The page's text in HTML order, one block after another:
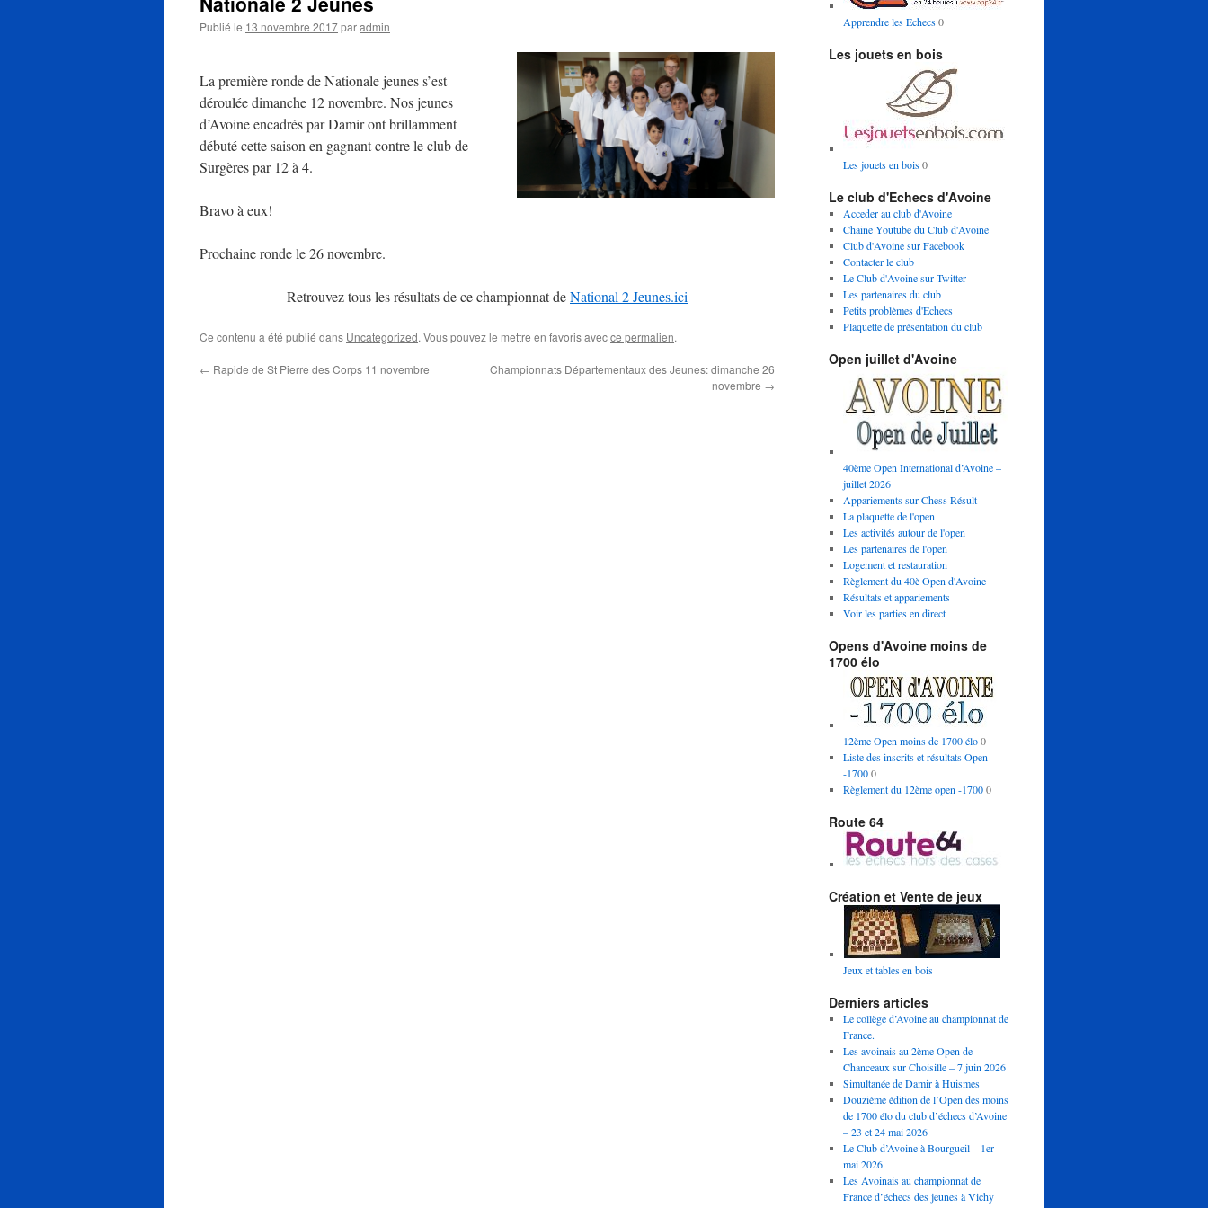
Publié le 13 novembre 2017paradmin
La première ronde de Nationale jeunes s’est
déroulée dimanche 12 novembre. Nos jeunes
d’Avoine encadrés par Damir ont brillamment
débuté cette saison en gagnant contre le club de
Surgères par 12 à 4.
Bravo à eux!
Prochaine ronde le 26 novembre.
Retrouvez tous les résultats de ce championnat deNational 2 Jeunes.ici
Ce contenu a été publié dans Uncategorized. Vous pouvez le mettre en favoris avecce permalien.
← Rapide de St Pierre des Corps 11 novembre
Championnats Départementaux des Jeunes: dimanche 26
novembre →
Apprendre les Echecs0
Les jouets en bois
Les jouets en bois0
Le club d'Echecs d'Avoine
Acceder au club d'Avoine
Chaine Youtube du Club d'Avoine
Club d'Avoine sur Facebook
Contacter le club
Le Club d'Avoine sur Twitter
Les partenaires du club
Petits problèmes d'Echecs
Plaquette de présentation du club
Open juillet d'Avoine
40ème Open International d’Avoine –
juillet 2026
Appariements sur Chess Résult
La plaquette de l'open
Les activités autour de l'open
Les partenaires de l'open
Logement et restauration
Règlement du 40è Open d'Avoine
Résultats et appariements
Voir les parties en direct
Opens d'Avoine moins de
1700 élo
12ème Open moins de 1700 élo0
Liste des inscrits et résultats Open
-17000
Règlement du 12ème open -17000
Route 64
Création et Vente de jeux
Jeux et tables en bois
Derniers articles
Le collège d’Avoine au championnat de
France.
Les avoinais au 2ème Open de
Chanceaux sur Choisille – 7 juin 2026
Simultanée de Damir à Huismes
Douzième édition de l’Open des moins
de 1700 élo du club d’échecs d’Avoine
– 23 et 24 mai 2026
Le Club d’Avoine à Bourgueil – 1er
mai 2026
Les Avoinais au championnat de
France d’échecs des jeunes à Vichy